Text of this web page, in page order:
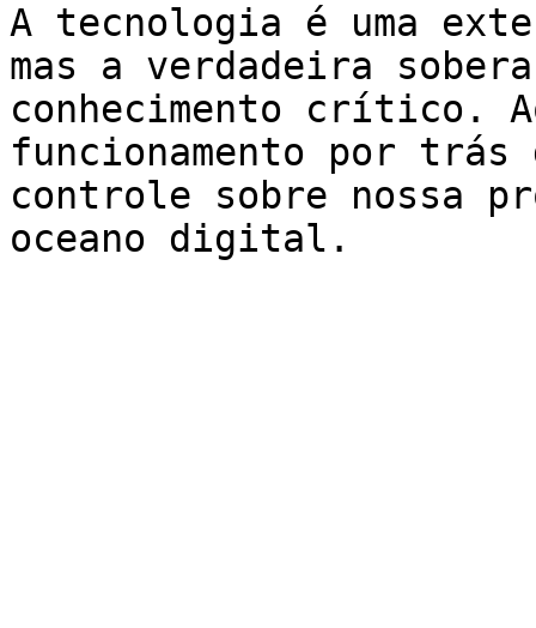
A tecnologia é uma
mas a verdadeira
conhecimento crítico.
funcionamento por trás
controle sobre nossa
oceano digital.